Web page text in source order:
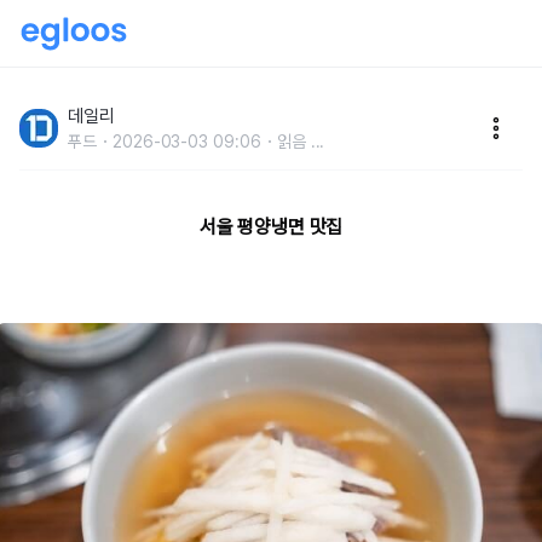
데일리
푸드 2026-03-03 09:06 읽음 ...
서울 평양냉면 맛집